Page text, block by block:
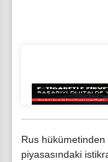
Rus hükümetinden
piyasasındaki